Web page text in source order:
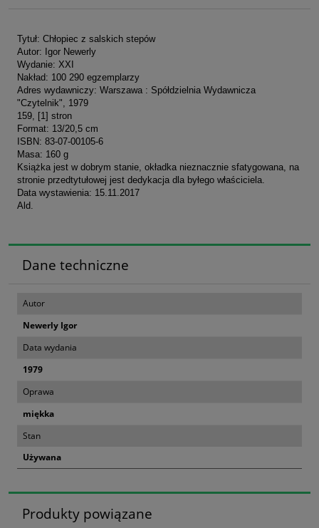
Tytuł: Chłopiec z salskich stepów
Autor: Igor Newerly
Wydanie: XXI
Nakład: 100 290 egzemplarzy
Adres wydawniczy: Warszawa : Spółdzielnia Wydawnicza
"Czytelnik", 1979
159, [1] stron
Format: 13/20,5 cm
ISBN: 83-07-00105-6
Masa: 160 g
Książka jest w dobrym stanie, okładka nieznacznie sfatygowana, na
stronie przedtytułowej jest dedykacja dla byłego właściciela.
Data wystawienia: 15.11.2017
Ald.
Dane techniczne
Autor
Newerly Igor
Data wydania
1979
Oprawa
miękka
Stan
Używana
Produkty powiązane